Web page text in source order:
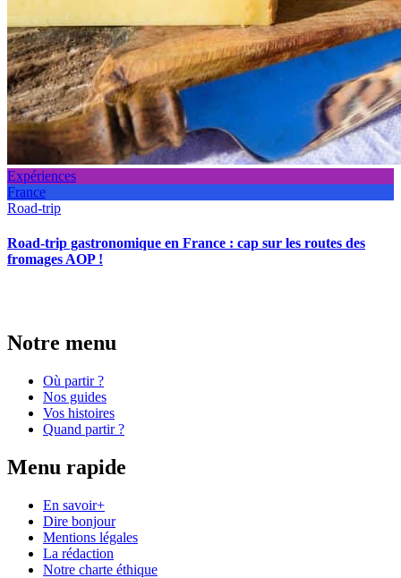
Expériences
France
Road-trip
Road-trip gastronomique en France : cap sur les routes des
fromages AOP !
Notre menu
Où partir ?
Nos guides
Vos histoires
Quand partir ?
Menu rapide
En savoir+
Dire bonjour
Mentions légales
La rédaction
Notre charte éthique